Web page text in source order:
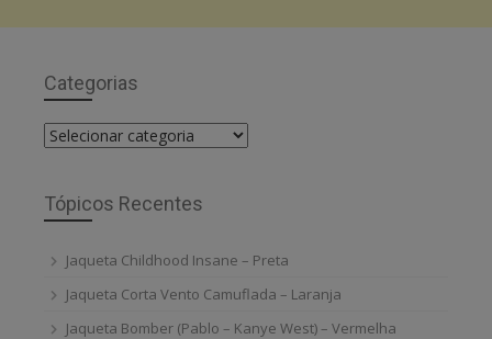
Categorias
Categorias
Tópicos Recentes
Jaqueta Childhood Insane – Preta
Jaqueta Corta Vento Camuflada – Laranja
Jaqueta Bomber (Pablo – Kanye West) – Vermelha